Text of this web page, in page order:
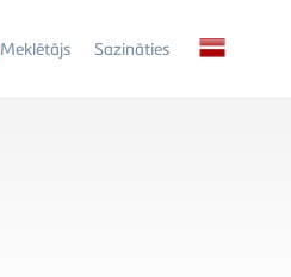
MeklētājsSecondary
Sazināties